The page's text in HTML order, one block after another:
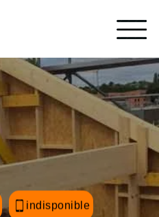
indisponible